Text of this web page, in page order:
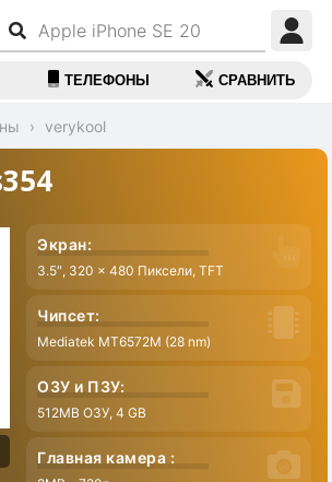
ТЕЛЕФОНЫ СРАВНИТЬ
verykool
Экран:
3.5″, 320 x 480 Пиксели, TFT
Чипсет:
Mediatek MT6572M (28 nm)
ОЗУ и ПЗУ:
512MB ОЗУ, 4 GB
Главная камера :